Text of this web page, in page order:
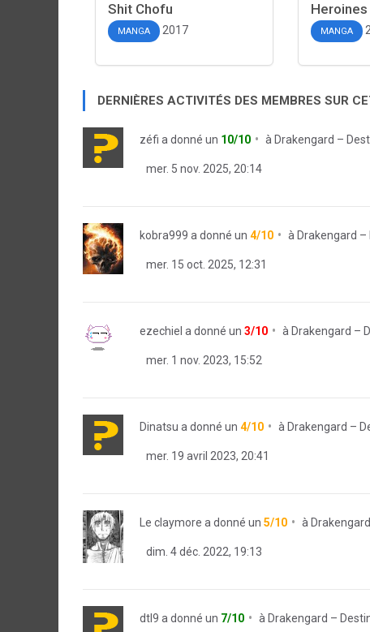
Shit Chofu
MANGA 2017 MANGA
DERNIÈRES ACTIVITÉS DES MEMBRES SUR
zéfi a donné un 10/10 à Drakengard –
mer. 5 nov. 2025, 20:14
kobra999 a donné un 4/10 à Drakengard
mer. 15 oct. 2025, 12:31
ezechiel a donné un 3/10 à Drakengard –
mer. 1 nov. 2023, 15:52
Dinatsu a donné un 4/10 à Drakengard –
mer. 19 avril 2023, 20:41
Le claymore a donné un 5/10 à
dim. 4 déc. 2022, 19:13
dtl9 a donné un 7/10 à Drakengard –